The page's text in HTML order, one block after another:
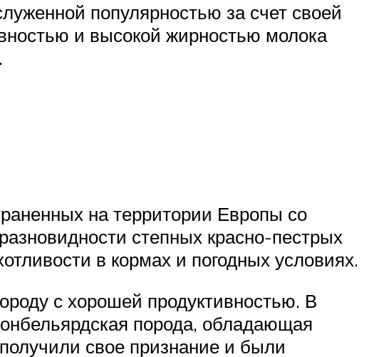
популярностью за счет своей
и высокой жирностью молока
на территории Европы со
степных красно-пестрых
в кормах и погодных условиях.
с хорошей продуктивностью. В
порода, обладающая
свое признание и были